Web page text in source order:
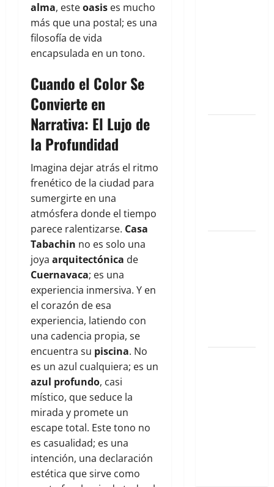
alma, esteoasis es mucho
más que una postal; es una
filosofía de vida
encapsulada en un tono.
Cuando el Color Se
Convierte en
Narrativa: El Lujo de
la Profundidad
Imagina dejar atrás el ritmo
frenético de la ciudad para
sumergirte en una
atmósfera donde el tiempo
parece ralentizarse. Casa
Tabachin no es solo una
joya arquitectónica de
Cuernavaca; es una
experiencia inmersiva. Y en
el corazón de esa
experiencia, latiendo con
una cadencia propia, se
encuentra su piscina. No
es un azul cualquiera; es un
azul profundo, casi
místico, que seduce la
mirada y promete un
escape total. Este tono no
es casualidad; es una
intención, una declaración
estética que sirve como